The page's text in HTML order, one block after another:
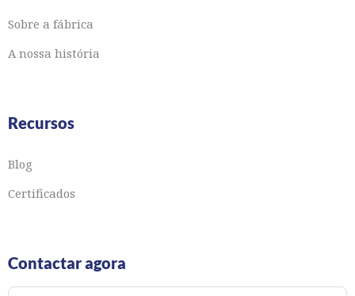
Sobre a fábrica
A nossa história
Recursos
Blog
Certificados
Contactar agora